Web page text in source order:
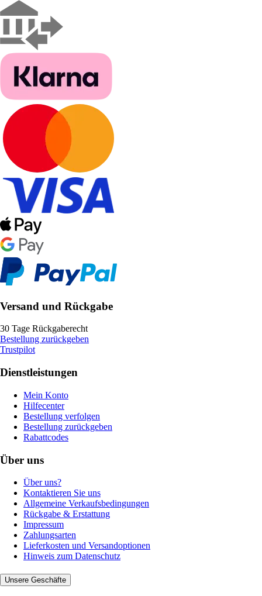
Versand und Rückgabe
30 Tage Rückgaberecht
Bestellung zurückgeben
Trustpilot
Dienstleistungen
Mein Konto
Hilfecenter
Bestellung verfolgen
Bestellung zurückgeben
Rabattcodes
Über uns
Über uns?
Kontaktieren Sie uns
Allgemeine Verkaufsbedingungen
Rückgabe & Erstattung
Impressum
Zahlungsarten
Lieferkosten und Versandoptionen
Hinweis zum Datenschutz
Unsere Geschäfte